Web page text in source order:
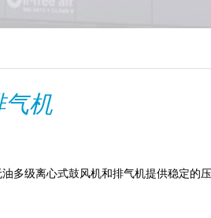
气机
多级离心式鼓风机和排气机提供稳定的